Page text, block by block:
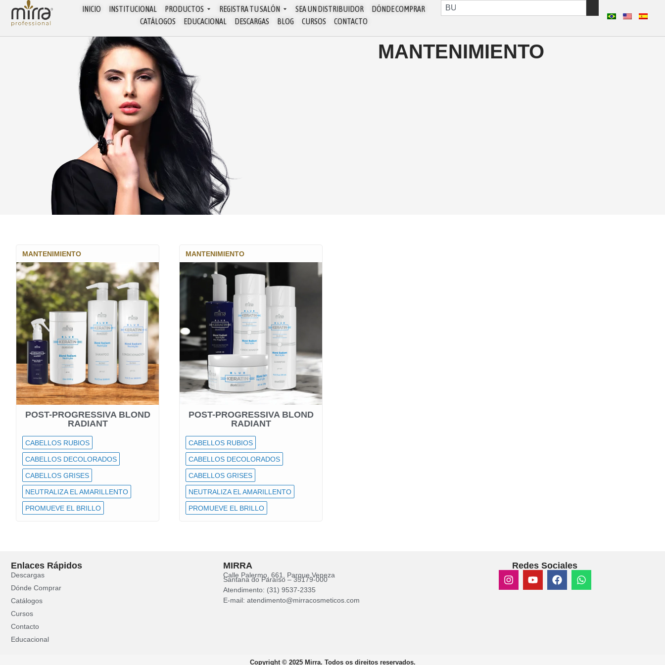
INICIO INSTITUCIONAL PRODUCTOS REGISTRA TU SALÓN SEA UN DISTRIBUIDOR
DÓNDE COMPRAR
CATÁLOGOS
EDUCACIONAL DESCARGAS BLOG CURSOS CONTACTO
MANTENIMIENTO
MANTENIMIENTO
POST-PROGRESSIVA BLOND
RADIANT
CABELLOS RUBIOS
CABELLOS DECOLORADOS
CABELLOS GRISES
NEUTRALIZA EL AMARILLENTO
PROMUEVE EL BRILLO
MANTENIMIENTO
POST-PROGRESSIVA BLOND
RADIANT
CABELLOS RUBIOS
CABELLOS DECOLORADOS
CABELLOS GRISES
NEUTRALIZA EL AMARILLENTO
PROMUEVE EL BRILLO
Enlaces Rápidos
Descargas
Dónde Comprar
Catálogos
Cursos
Contacto
Educacional
MIRRA
Calle Palermo, 661, Parque Veneza
Santana do Paraíso – 35179-000
Atendimento: (31) 9537-2335
E-mail: atendimento@mirracosmeticos.com
Redes Sociales
Copyright © 2025 Mirra. Todos os direitos reservados.